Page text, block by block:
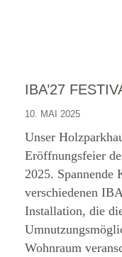
IBA’27
10. MAI 2025
Unser
Eröffnungsfeier
2025. Spannende
verschiedenen
Installation, die
Wohnraum